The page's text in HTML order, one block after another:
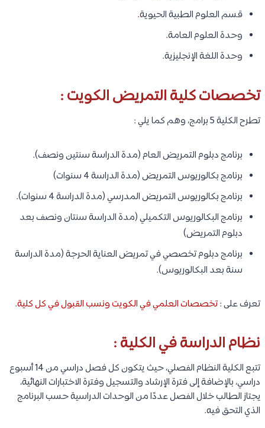
قسم العلوم الطبية الحيوية.
وحدة العلوم العامة.
وحدة اللغة الإنجليزية.
تخصصات كلية التمريض الكويت :
تطرح الكلية 5 برامج، وهم كما يلي :
برنامج دبلوم التمريض العام (مدة الدراسة سنتين ونصف).
برنامج بكالوريوس التمريض (مدة الدراسة 4 سنوات)
برنامج بكالوريوس التمريض المدرسي (مدة الدراسة 4 سنوات).
برنامج البكالوريوس التكميلي (مدة الدراسة سنتان ونصف بعد
دبلوم التمريض)
برنامج دبلوم تخصصي في تمريض العناية الحرجة (مدة الدراسة
سنة بعد البكالوريوس).
تعرف على :تخصصات العلمي في الكويت ونسب القبول في كل كلية.
نظام الدراسة في الكلية :
تتبع الكلية النظام الفصلي، حيث يتكون كل فصل دراسي من 14 أسبوع
دراسي، بالإضافة إلى فترة الإرشاد والتسجيل وفترة الاختبارات النهائية،
يجتاز الطالب خلال الفصل عددًا من الوحدات الدراسية حسب البرنامج
الذي التحق فيه.